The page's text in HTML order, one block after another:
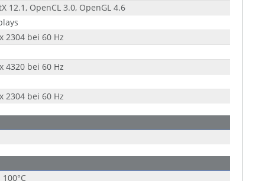
12.1, OpenCL 3.0, OpenGL 4.6
2304 bei 60 Hz
4320 bei 60 Hz
2304 bei 60 Hz